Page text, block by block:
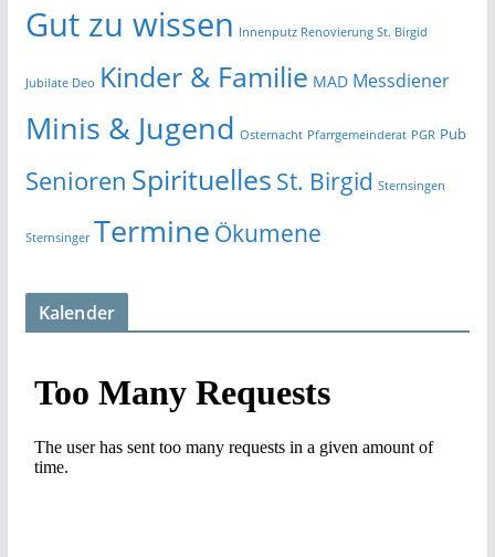
Gut zu wissen Innenputz Renovierung St. Birgid
Jubilate Deo Kinder & Familie MAD Messdiener
Minis & Jugend Osternacht Pfarrgemeinderat PGR Pub
Senioren Spirituelles St. Birgid Sternsingen
Sternsinger Termine Ökumene
Kalender